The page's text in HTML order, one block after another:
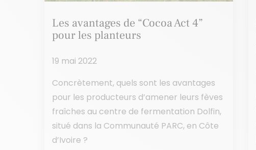
Les avantages de “Cocoa Act 4”
pour les planteurs
19 mai 2022
Concrètement, quels sont les avantages
pour les producteurs d’amener leurs fèves
fraîches au centre de fermentation Dolfin,
situé dans la Communauté PARC, en Côte
d’Ivoire ?